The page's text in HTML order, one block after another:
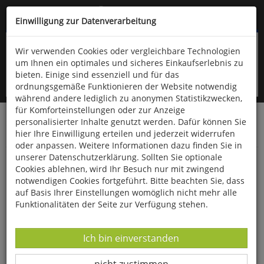
Kompletten Head der Seite überspringen
oder (06766) 9323-960
Startseite Bücher Downloads
Zeitschriften
Der Falke
Beobachtungstipp Cuxhaven in
Niedersachsen
Einwilligung zur Datenverarbeitung
Wir verwenden Cookies oder vergleichbare Technologien
um Ihnen ein optimales und sicheres Einkaufserlebnis zu
bieten. Einige sind essenziell und für das
ordnungsgemäße Funktionieren der Website notwendig
während andere lediglich zu anonymen Statistikzwecken,
für Komforteinstellungen oder zur Anzeige
personalisierter Inhalte genutzt werden. Dafür können Sie
hier Ihre Einwilligung erteilen und jederzeit widerrufen
oder anpassen. Weitere Informationen dazu finden Sie in
unserer Datenschutzerklärung. Sollten Sie optionale
Cookies ablehnen, wird Ihr Besuch nur mit zwingend
notwendigen Cookies fortgeführt. Bitte beachten Sie, dass
auf Basis Ihrer Einstellungen womöglich nicht mehr alle
Funktionalitäten der Seite zur Verfügung stehen.
Datenverarbeitung -
Ich bin einverstanden